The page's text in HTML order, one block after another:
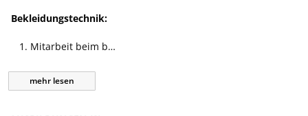
Bekleidungstechnik:
Mitarbeit beim b…
mehr lesen